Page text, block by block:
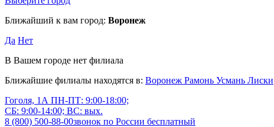
Ближайший к вам город: Воронеж
Да Нет
В Вашем городе нет филиала
Ближайшие филиалы находятся в: Воронеж Рамонь Усмань Лиски
Гоголя, 1А ПН-ПТ: 9:00-18:00;
СБ: 9:00-14:00; ВС: вых.
8 (800) 500-88-00звонок по России бесплатный